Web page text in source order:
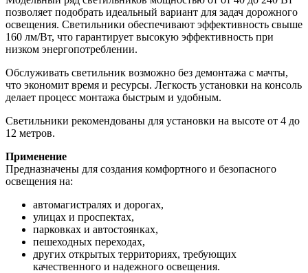
позволяет подобрать идеальный вариант для задач дорожного
освещения. Светильники обеспечивают эффективность свыше
160 лм/Вт, что гарантирует высокую эффективность при
низком энергопотреблении.
Обслуживать светильник возможно без демонтажа с мачты,
что экономит время и ресурсы. Легкость установки на консоль
делает процесс монтажа быстрым и удобным.
Светильники рекомендованы для установки на высоте от 4 до
12 метров.
Применение
Предназначены для создания комфортного и безопасного
освещения на:
автомагистралях и дорогах,
улицах и проспектах,
парковках и автостоянках,
пешеходных переходах,
других открытых территориях, требующих
качественного и надежного освещения.